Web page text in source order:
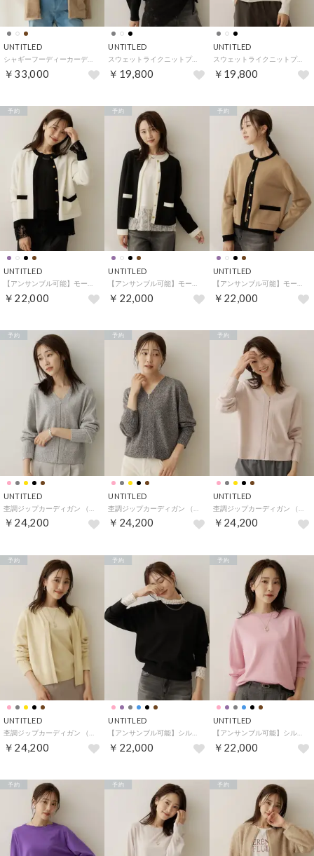
UNTITLED
￥33,000
UNTITLED
￥19,800
UNTITLED
スウェットライクニットプルオーバー （アイボリー(004)）
￥19,800
UNTITLED
【アンサンブル可能】モールラインカーディガン （オフホワイト(503)）
￥22,000
予約
UNTITLED
【アンサンブル可能】モールラインカーディガン （ブラック(519)）
￥22,000
予約
UNTITLED
【アンサンブル可能】モールラインカーディガン （キャメルブラウン(541)）
￥22,000
予約
UNTITLED
￥24,200
予約
UNTITLED
￥24,200
予約
UNTITLED
￥24,200
予約
UNTITLED
￥24,200
予約
UNTITLED
￥22,000
予約
UNTITLED
【アンサンブル可能】シルクウールカシミヤプルオーバー （ピンク(071)）
￥22,000
予約
予約 予約 予約